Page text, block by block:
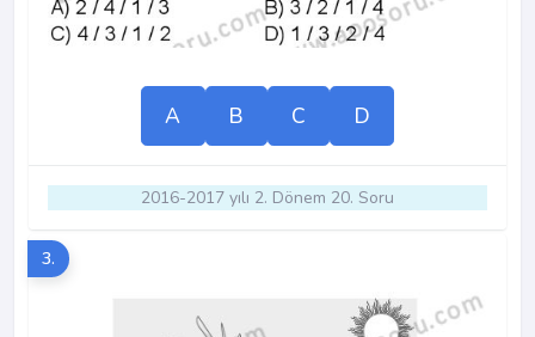
A B C D
2016-2017 yılı 2. Dönem 20. Soru
3.